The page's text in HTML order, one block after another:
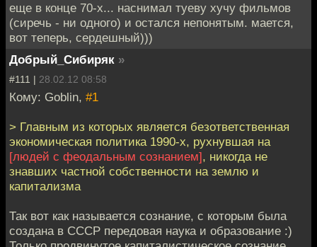
еще в конце 70-х... наснимал туеву хучу фильмов
(сиречь - ни одного) и остался непонятым. мается,
вот теперь, сердешный)))
Добрый_Сибиряк »
#111 | 28.02.12 08:58
Кому: Goblin, #1
> Главным из которых является безответственная
экономическая политика 1990-х, рухнувшая на
[людей с феодальным сознанием], никогда не
знавших частной собственности на землю и
капитализма
Так вот как называется сознание, с которым была
создана в СССР передовая наука и образование :)